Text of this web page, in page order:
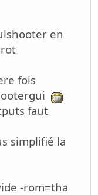
en
fois
faut
simplifié la
-rom=tha